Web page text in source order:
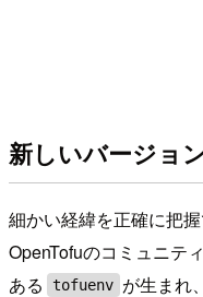
新しいバージョ
細かい経緯を正確に把
OpenTofuのコミュニテ
ある
tofuenv が生まれ、